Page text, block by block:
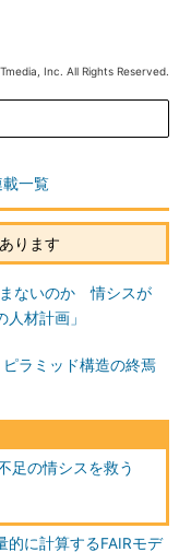
Inc. All Rights Reserved.
一覧
ります
ないのか 情シスが
材計画」
ラミッド構造の終焉
足の情シスを救う
的に計算するFAIRモデ